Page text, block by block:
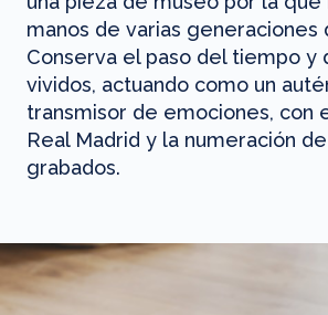
manos de varias generaciones
Conserva el paso del tiempo y
vividos, actuando como un
transmisor de emociones, con
Real Madrid y la numeración
grabados.